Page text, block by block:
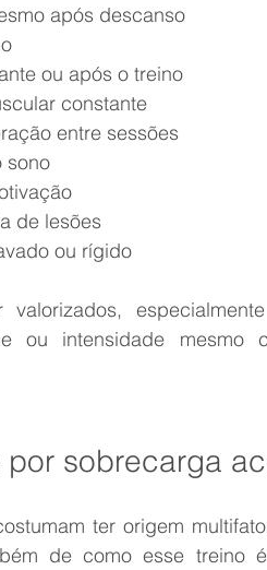
após descanso
ou após o treino
constante
entre sessões
sono
de lesões
ou rígido
valorizados,
ou intensidade
por sobrecarga
ter origem
de como esse treino